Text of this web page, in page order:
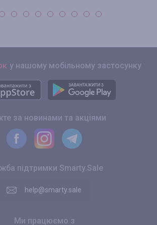
у нашому мобільному застосунку
за новинами та акціями
підтримки Smarty.Sale
help@smarty.sale
Ми працюємо з